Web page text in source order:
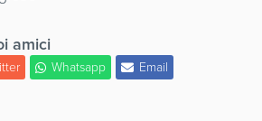
amici
Whatsapp Email